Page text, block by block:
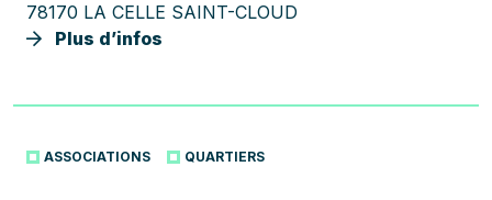
78170 LA CELLE SAINT-CLOUD
Plus d’infos
ASSOCIATIONS QUARTIERS